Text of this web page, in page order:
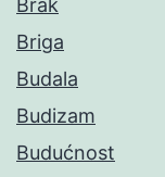
Brak
Briga
Budala
Budizam
Budućnost